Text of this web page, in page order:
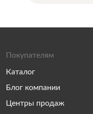
Покупателям
Каталог
Блог компании
Центры продаж